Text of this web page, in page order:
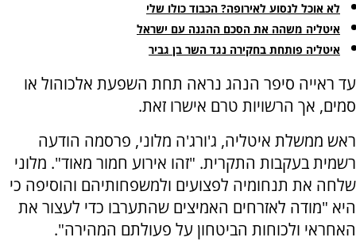
לא אוכל לנסוע לאירופה? הכבוד כולו שלי
איטליה משהה את הסכם ההגנה עם ישראל
איטליה פותחת בחקירה נגד השר בן גביר
עד ראייה סיפר הנהג נראה תחת השפעת אלכוהול או
סמים, אך הרשויות טרם אישרו זאת.
ראש ממשלת איטליה, ג'ורג'ה מלוני, פרסמה הודעה
רשמית בעקבות התקרית. "זהו אירוע חמור מאוד". מלוני
שלחה את תנחומיה לפצועים ולמשפחותיהם והוסיפה כי
היא "מודה לאזרחים האמיצים שהתערבו כדי לעצור את
האחראי ולכוחות הביטחון על פעולתם המהירה".